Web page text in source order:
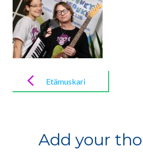
navigationEtämuskari
Add your